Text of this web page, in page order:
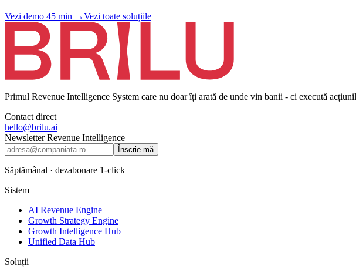
Vezi demo 45 min →Vezi toate soluțiile
Primul Revenue Intelligence System care nu doar îți arată de unde vin banii - ci execută
Contact direct
hello@brilu.ai
Newsletter Revenue Intelligence
Înscrie-mă
Săptămânal · dezabonare 1-click
Sistem
AI Revenue Engine
Growth Strategy Engine
Growth Intelligence Hub
Unified Data Hub
Soluții